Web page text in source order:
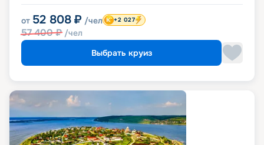
от 52 808 ₽ /чел
57 400₽ /чел
+2 027
Выбрать круиз